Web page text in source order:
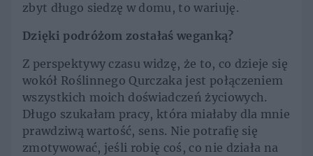
zbyt długo siedzę w domu, to wariuję.
Dzięki podróżom zostałaś weganką?
Z perspektywy czasu widzę, że to, co dzieje się
wokół Roślinnego Qurczaka jest połączeniem
wszystkich moich doświadczeń życiowych.
Długo szukałam pracy, która miałaby dla mnie
prawdziwą wartość, sens. Nie potrafię się
zmotywować, jeśli robię coś, co nie działa na